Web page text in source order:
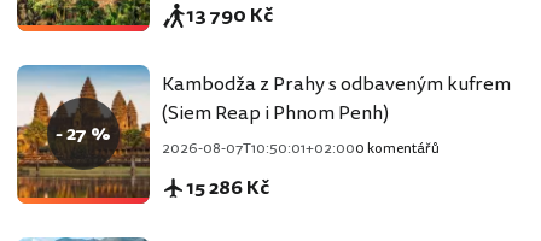
13 790 Kč
- 27 %
Kambodža z Prahy s odbaveným kufrem
(Siem Reap i Phnom Penh)
2026-08-07T10:50:01+02:000 komentářů
15 286 Kč